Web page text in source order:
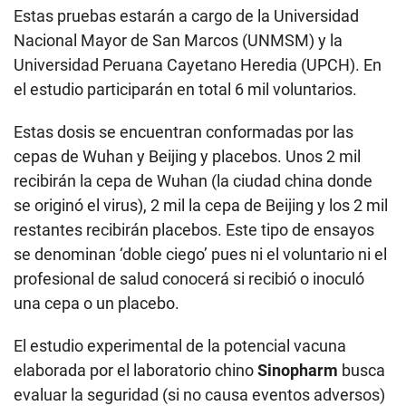
m
i
n
u
e
1
s
e
c
n
d
Estas pruebas estarán a cargo de la Universidad
Nacional Mayor de San Marcos (UNMSM) y la
Universidad Peruana Cayetano Heredia (UPCH). En
el estudio participarán en total 6 mil voluntarios.
Estas dosis se encuentran conformadas por las
cepas de Wuhan y Beijing y placebos. Unos 2 mil
recibirán la cepa de Wuhan (la ciudad china donde
se originó el virus), 2 mil la cepa de Beijing y los 2 mil
restantes recibirán placebos. Este tipo de ensayos
se denominan ‘doble ciego’ pues ni el voluntario ni el
profesional de salud conocerá si recibió o inoculó
una cepa o un placebo.
El estudio experimental de la potencial vacuna
elaborada por el laboratorio chinoSinopharm busca
evaluar la seguridad (si no causa eventos adversos)